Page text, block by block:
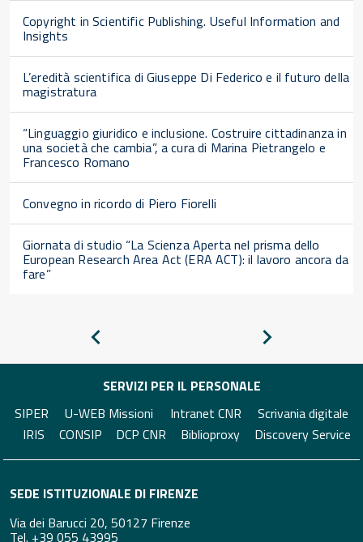
Copyright in Scientific Publishing. Useful Information and
Insights
L’eredità scientifica di Giuseppe Di Federico e il futuro della
magistratura
“Linguaggio giuridico e inclusione. Costruire cittadinanza in
una società che cambia”, a cura di Marina Pietrangelo e
Francesco Romano
Convegno in ricordo di Piero Fiorelli
Giornata di studio “La Scienza Aperta nel prisma dello
European Research Area Act (ERA ACT): il lavoro ancora da
fare”
SERVIZI PER IL PERSONALE
SIPER
U-WEB Missioni Intranet CNR
Scrivania digitale
IRIS
CONSIP DCP CNR Biblioproxy Discovery Service
SEDE ISTITUZIONALE DI FIRENZE
Via dei Barucci 20, 50127 Firenze
Tel. +39 055 43995